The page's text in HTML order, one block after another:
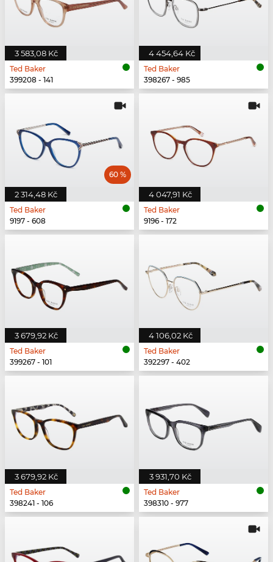
3 583,08 Kč
Ted Baker
399208 - 141
4 454,64 Kč
Ted Baker
398267 - 985
2 314,48 Kč
60 %
Ted Baker
9197 - 608
4 047,91 Kč
Ted Baker
9196 - 172
3 679,92 Kč
Ted Baker
399267 - 101
4 106,02 Kč
Ted Baker
392297 - 402
3 679,92 Kč
Ted Baker
398241 - 106
3 931,70 Kč
Ted Baker
398310 - 977